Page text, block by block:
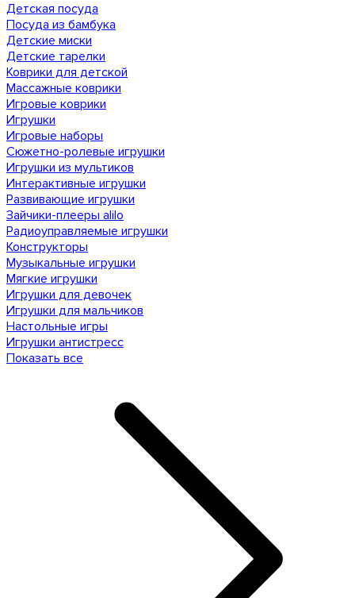
Детская посуда
Посуда из бамбука
Детские миски
Детские тарелки
Коврики для детской
Массажные коврики
Игровые коврики
Игрушки
Игровые наборы
Сюжетно-ролевые игрушки
Игрушки из мультиков
Интерактивные игрушки
Развивающие игрушки
Зайчики-плееры alilo
Радиоуправляемые игрушки
Конструкторы
Музыкальные игрушки
Мягкие игрушки
Игрушки для девочек
Игрушки для мальчиков
Настольные игры
Игрушки антистресс
Показать все